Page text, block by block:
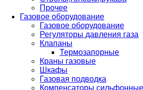
Прочее
Газовое оборудование
Газовое оборудование
Регуляторы давления газа
Клапаны
Термозапорные
Краны газовые
Шкафы
Газовая подводка
Компенсаторы сильфонные